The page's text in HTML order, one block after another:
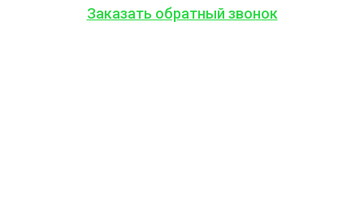
Заказать обратный звонок